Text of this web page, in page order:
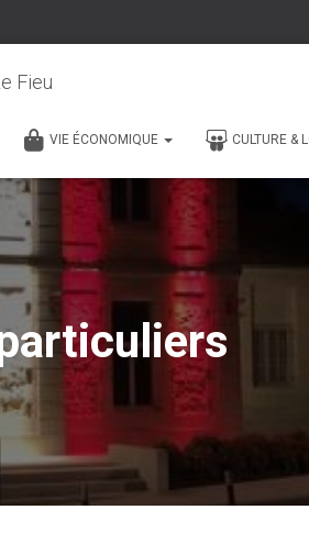
Fieu
VIE ÉCONOMIQUE CULTURE &